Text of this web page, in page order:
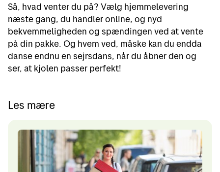
Så, hvad venter du på? Vælg hjemmelevering
næste gang, du handler online, og nyd
bekvemmeligheden og spændingen ved at vente
på din pakke. Og hvem ved, måske kan du endda
danse endnu en sejrsdans, når du åbner den og
ser, at kjolen passer perfekt!
Les mære